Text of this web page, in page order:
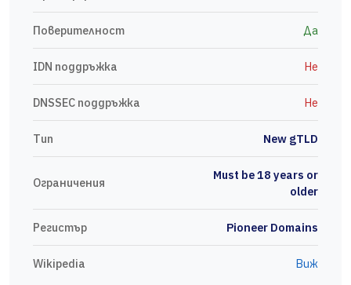
Поверителност Да
IDN поддръжка Не
DNSSEC поддръжка Не
Тип New gTLD
Ограничения
Must be 18 years or
older
Регистър Pioneer Domains
Wikipedia Виж